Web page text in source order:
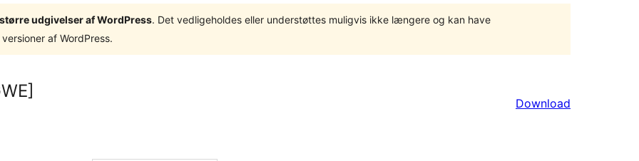
udgivelser af WordPress. Det vedligeholdes eller understøttes muligvis ikke længere og kan have
af WordPress.
Download